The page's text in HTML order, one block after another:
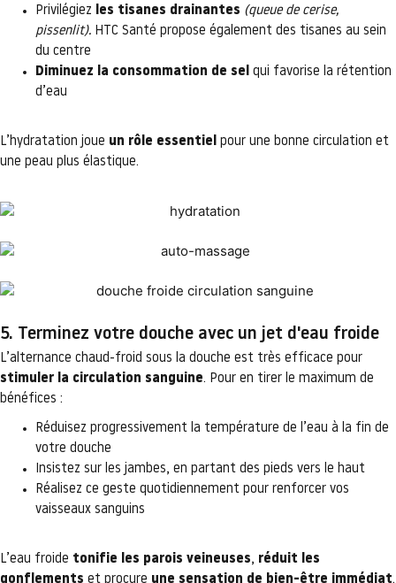
Privilégiez les tisanes drainantes (queue de cerise,
pissenlit). HTC Santé propose également des tisanes au sein
du centre
Diminuez la consommation de sel qui favorise la rétention
d’eau
L’hydratation joue un rôle essentiel pour une bonne circulation et
une peau plus élastique.
5. Terminez votre douche avec un jet d'eau froide
L’alternance chaud-froid sous la douche est très efficace pour
stimuler la circulation sanguine. Pour en tirer le maximum de
bénéfices :
Réduisez progressivement la température de l’eau à la fin de
votre douche
Insistez sur les jambes, en partant des pieds vers le haut
Réalisez ce geste quotidiennement pour renforcer vos
vaisseaux sanguins
L’eau froide tonifie les parois veineuses, réduit les
gonflements et procure une sensation de bien-être immédiat.